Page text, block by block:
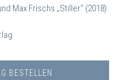
Max Frischs „Stiller“ (2018).
BESTELLEN